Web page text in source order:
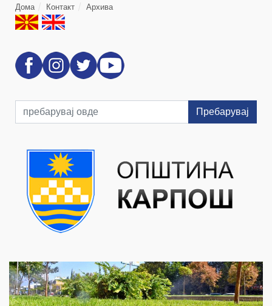
Дома Контакт Архива
Пребарувај